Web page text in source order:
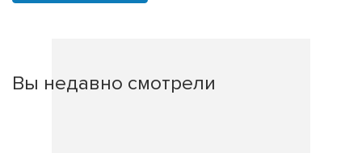
Вы недавно смотрели